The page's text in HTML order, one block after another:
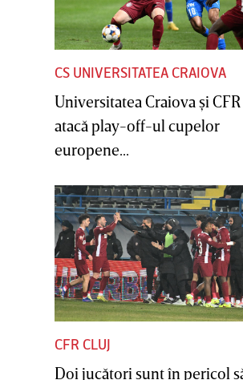
CS UNIVERSITATEA CRAIOVA
Universitatea Craiova şi
atacă play-off-ul cupelor
europene...
CFR CLUJ
Doi jucători sunt în pericol